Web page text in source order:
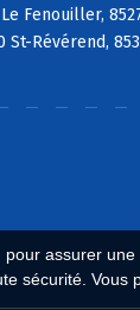
assurer
sécurité.
Fenouiller,
St-Révérend,